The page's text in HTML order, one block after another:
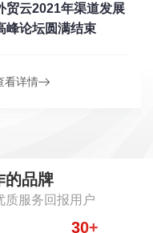
贸云2021年渠道发展
峰论坛圆满结束
看详情
的品牌
质服务回报用户
30+